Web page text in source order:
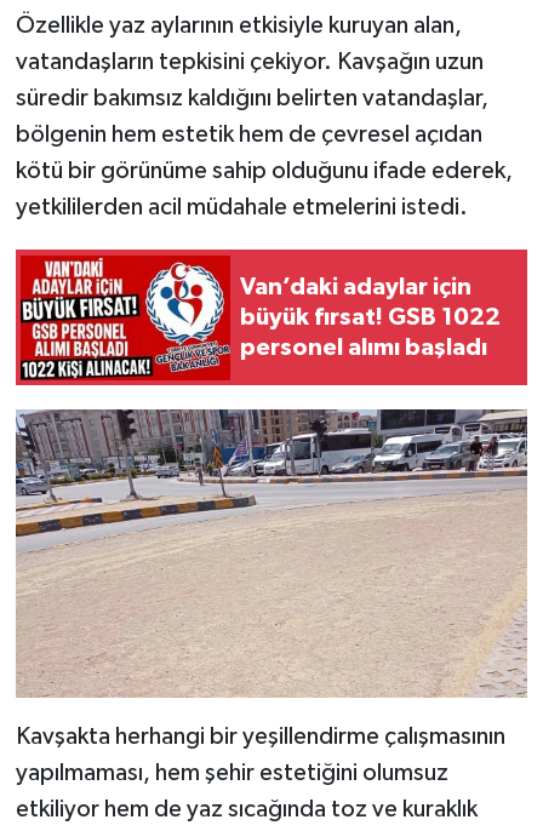
Özellikle yaz aylarının etkisiyle kuruyan alan,
vatandaşların tepkisini çekiyor. Kavşağın uzun
süredir bakımsız kaldığını belirten vatandaşlar,
bölgenin hem estetik hem de çevresel açıdan
kötü bir görünüme sahip olduğunu ifade ederek,
yetkililerden acil müdahale etmelerini istedi.
Van’daki adaylar için
büyük fırsat! GSB 1022
personel alımı başladı
Kavşakta herhangi bir yeşillendirme çalışmasının
yapılmaması, hem şehir estetiğini olumsuz
etkiliyor hem de yaz sıcağında toz ve kuraklık